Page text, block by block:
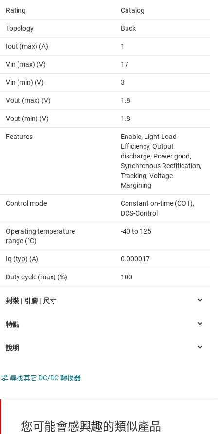
Rating Catalog
Topology Buck
Iout (max) (A) 1
Vin (max) (V) 17
Vin (min) (V) 3
Vout (max) (V) 1.8
Vout (min) (V) 1.8
Features
Enable, Light Load
Efficiency, Output
discharge, Power good,
Synchronous Rectification,
Tracking, Voltage
Margining
Control mode
Constant on-time (COT),
DCS-Control
Operating temperature
range (°C)
-40 to 125
Iq (typ) (A) 0.000017
Duty cycle (max) (%) 100
尋找其它 DC/DC 轉換器
您可能會感興趣的類似產品